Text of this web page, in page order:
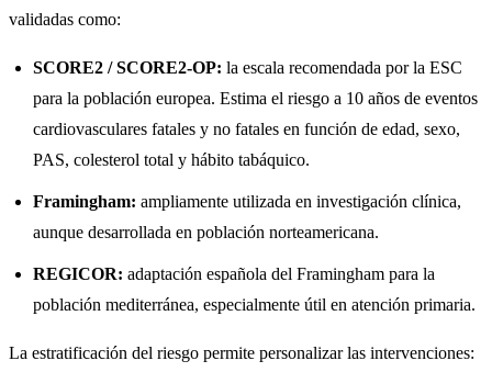
validadas como:
SCORE2 / SCORE2-OP: la escala recomendada por la ESC
para la población europea. Estima el riesgo a 10 años de eventos
cardiovasculares fatales y no fatales en función de edad, sexo,
PAS, colesterol total y hábito tabáquico.
Framingham: ampliamente utilizada en investigación clínica,
aunque desarrollada en población norteamericana.
REGICOR: adaptación española del Framingham para la
población mediterránea, especialmente útil en atención primaria.
La estratificación del riesgo permite personalizar las intervenciones: